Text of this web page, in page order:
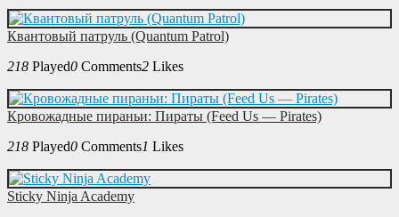
Квантовый патруль (Quantum Patrol)
218 Played0 Comments2 Likes
Кровожадные пираньи: Пираты (Feed Us — Pirates)
218 Played0 Comments1 Likes
Sticky Ninja Academy